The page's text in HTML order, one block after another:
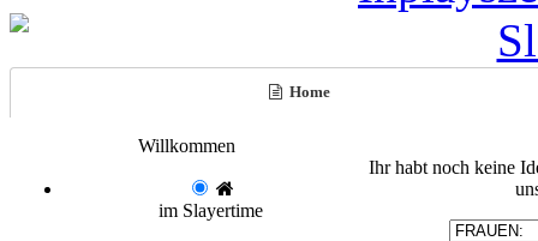
Home
Willkommen
im Slayertime
Ihr habt noch keine